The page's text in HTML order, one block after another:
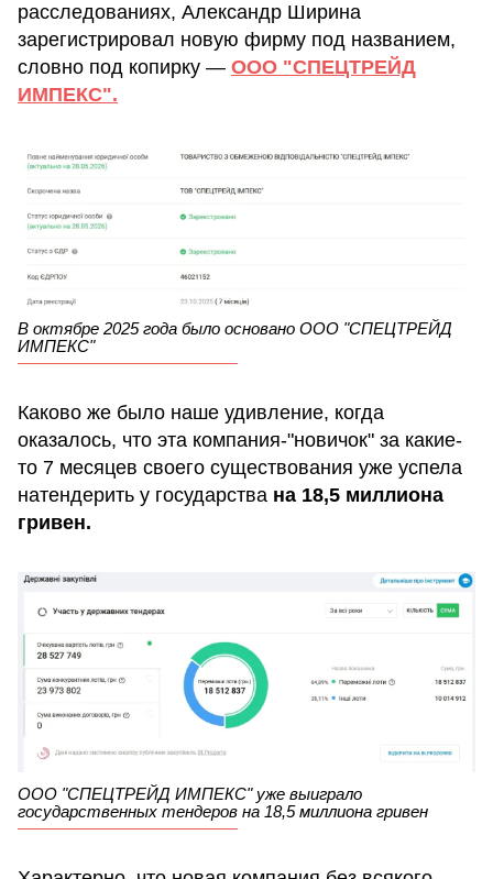
расследованиях, Александр Ширина
зарегистрировал новую фирму под названием,
словно под копирку — ООО "СПЕЦТРЕЙД
ИМПЕКС".
В октябре 2025 года было основано ООО "СПЕЦТРЕЙД
ИМПЕКС"
Каково же было наше удивление, когда
оказалось, что эта компания-"новичок" за какие-
то 7 месяцев своего существования уже успела
натендерить у государства на 18,5 миллиона
гривен.
ООО "СПЕЦТРЕЙД ИМПЕКС" уже выиграло
государственных тендеров на 18,5 миллиона гривен